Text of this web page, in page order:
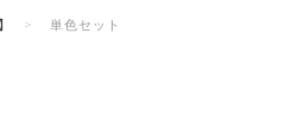
単色セット